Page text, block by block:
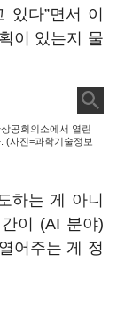
다”면서 이
이 있는지 물
공회의소에서 열린
(사진=과학기술정보
하는 게 아니
이 (AI 분야)
어주는 게 정